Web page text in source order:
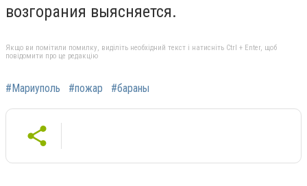
возгорания выясняется.
Якщо ви помітили помилку, виділіть необхідний текст і натисніть Ctrl + Enter, щоб
повідомити про це редакцію
#Мариуполь #пожар #бараны